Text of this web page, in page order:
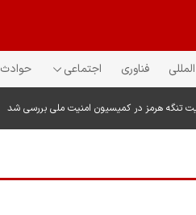
فناوری اجتماعی حوادث
تنگه هرمز در کمیسیون امنیت ملی بررسی شد